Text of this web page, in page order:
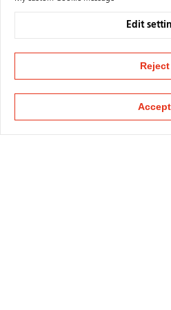
Edit
Reject
Accept